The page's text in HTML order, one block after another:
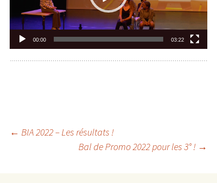
00:00 03:22
Navigation
← BIA 2022 – Les résultats !
Bal de Promo 2022 pour les 3° ! →